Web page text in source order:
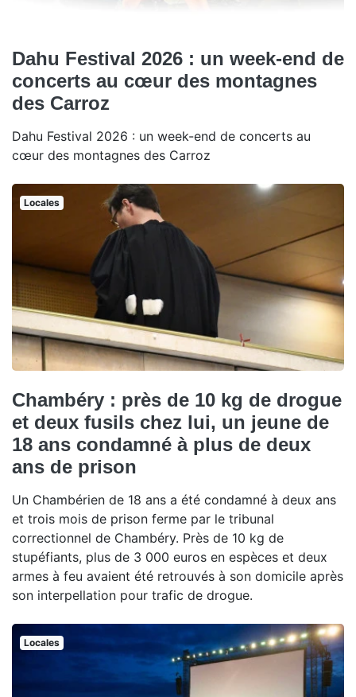
Dahu Festival 2026 : un week-end de
concerts au cœur des montagnes
des Carroz
Dahu Festival 2026 : un week-end de concerts au
cœur des montagnes des Carroz
Locales
Chambéry : près de 10 kg de drogue
et deux fusils chez lui, un jeune de
18 ans condamné à plus de deux
ans de prison
Un Chambérien de 18 ans a été condamné à deux ans
et trois mois de prison ferme par le tribunal
correctionnel de Chambéry. Près de 10 kg de
stupéfiants, plus de 3 000 euros en espèces et deux
armes à feu avaient été retrouvés à son domicile après
son interpellation pour trafic de drogue.
Locales